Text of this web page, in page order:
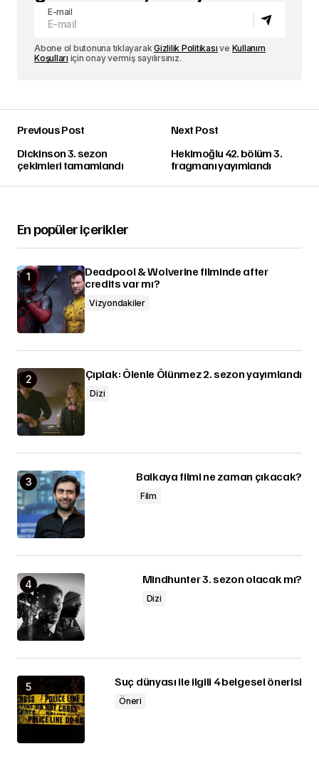
E-mail
Abone ol butonuna tıklayarakGizlilik Politikası ve Kullanım
Koşulları için onay vermiş sayılırsınız.
Previous Post
Dickinson 3. sezon
çekimleri tamamlandı
Next Post
Hekimoğlu 42. bölüm 3.
fragmanı yayımlandı
En popüler içerikler
Deadpool & Wolverine filminde after
credits var mı?
Vizyondakiler
Çıplak: Ölenle Ölünmez 2. sezon yayımlandı
Dizi
Balkaya filmi ne zaman çıkacak?
Film
Mindhunter 3. sezon olacak mı?
Dizi
Suç dünyası ile ilgili 4 belgesel önerisi
Öneri